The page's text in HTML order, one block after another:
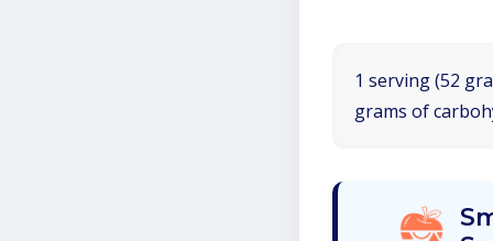
1 serving (52
grams of